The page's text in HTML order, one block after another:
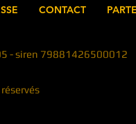
CONTACT
- siren 79881426500012